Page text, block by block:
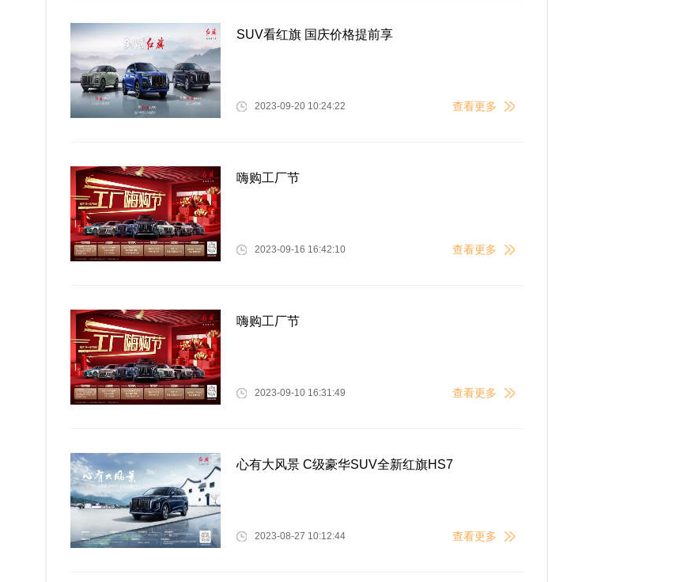
SUV看红旗 国庆价格提前享
2023-09-20 10:24:22 查看更多
嗨购工厂节
2023-09-16 16:42:10 查看更多
嗨购工厂节
2023-09-10 16:31:49 查看更多
心有大风景 C级豪华SUV全新红旗HS7
2023-08-27 10:12:44 查看更多